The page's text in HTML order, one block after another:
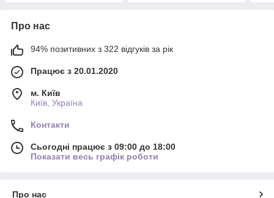
Про нас
94% позитивних з 322 відгуків за рік
Працює з 20.01.2020
м. Київ
Київ, Україна
Контакти
Сьогодні працює з 09:00 до 18:00
Показати весь графік роботи
Про нас